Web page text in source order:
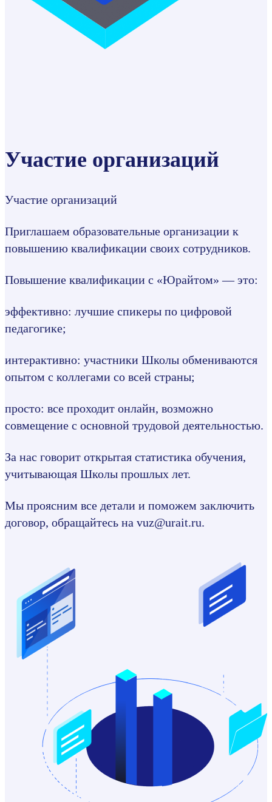
Участие организаций
Участие организаций
Приглашаем образовательные организации к
повышению квалификации своих сотрудников.
Повышение квалификации с «Юрайтом» — это:
эффективно: лучшие спикеры по цифровой
педагогике;
интерактивно: участники Школы обмениваются
опытом с коллегами со всей страны;
просто: все проходит онлайн, возможно
совмещение с основной трудовой деятельностью.
За нас говорит открытая статистика обучения,
учитывающая Школы прошлых лет.
Мы проясним все детали и поможем заключить
договор, обращайтесь на vuz@urait.ru.